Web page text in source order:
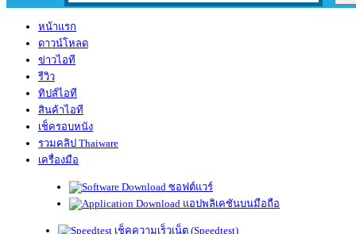
หน้าแรก
ดาวน์โหลด
ข่าวไอที
รีวิว
ทิปส์ไอที
สินค้าไอที
เช็ครอบหนัง
รวมคลิป Thaiware
เครื่องมือ
ซอฟต์แวร์
แอปพลิเคชันบนมือถือ
เช็คความเร็วเน็ต (Speedtest)